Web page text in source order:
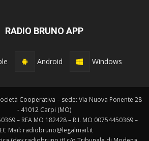
RADIO BRUNO APP
Android Windows
Cooperativa – sede: Via Nuova Ponente 28
- 41012 Carpi (MO)
– REA MO 182428 – R.I. MO 00754450369 –
Mail: radiobruno@legalmail.it